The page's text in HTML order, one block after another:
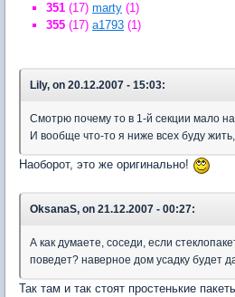
351 (17) marty (1)
355 (17) a1793 (1)
Lily, on 20.12.2007 - 15:03:
Смотрю почему то в 1-й секции мало
И вообще что-то я ниже всех буду
Наоборот, это же оригинально!
OksanaS, on 21.12.2007 - 00:27:
А как думаете, соседи, если
поведет? наверное дом усадку будет
Так там и так стоят простенькие